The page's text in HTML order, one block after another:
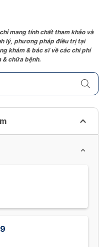
mang tính chất tham khảo và
lý, phương pháp điều trị tại
khám & bác sĩ về các chi phí
chữa bệnh.